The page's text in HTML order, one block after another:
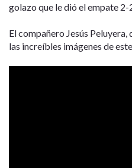
golazo que le dió el empate 2-
El compañero Jesús
las increíbles imágenes de